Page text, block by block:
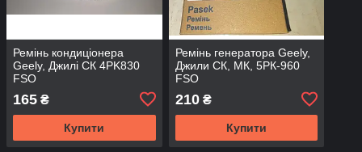
Ремінь кондиціонера
Geely, Джилі СК 4PK830
FSO
165 ₴
Купити
Ремінь генератора Geely,
Джили СК, МК, 5РК-960
FSO
210₴
Купити